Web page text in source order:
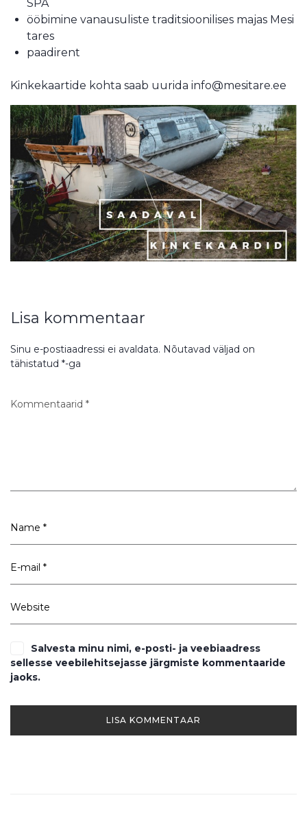
SPA
ööbimine vanausuliste traditsioonilises majas Mesi
tares
paadirent
Kinkekaartide kohta saab uurida info@mesitare.ee
Lisa kommentaar
Sinu e-postiaadressi ei avaldata. Nõutavad väljad on
tähistatud *-ga
Salvesta minu nimi, e-posti- ja veebiaadress
sellesse veebilehitsejasse järgmiste kommentaaride
jaoks.